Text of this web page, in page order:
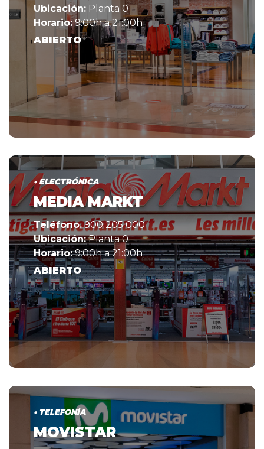
Ubicación: Planta 0
Horario:9:00h a 21:00h
ABIERTO
• ELECTRÓNICA
MEDIA MARKT
Teléfono.900 205 000
Ubicación:Planta 0
Horario:9:00h a 21:00h
ABIERTO
• TELEFONÍA
MOVISTAR